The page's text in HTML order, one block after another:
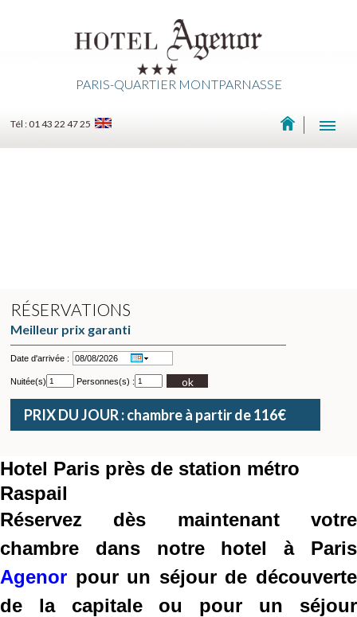
PARIS-QUARTIER MONTPARNASSE
Tél : 01 43 22 47 25
RÉSERVATIONS
Meilleur prix garanti
Date d'arrivée :
Nuitée(s) Personnes(s) : ok
PRIX DU JOUR : chambre à partir de 116€
Hotel Paris près de station métro
Raspail
Réservez dès maintenant votre
chambre dans notre hotel à Paris
Agenor pour un séjour de découverte
de la capitale ou pour un séjour